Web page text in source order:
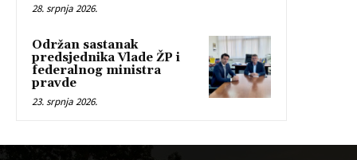
28. srpnja 2026.
Održan sastanak
predsjednika Vlade ŽP i
federalnog ministra
pravde
23. srpnja 2026.